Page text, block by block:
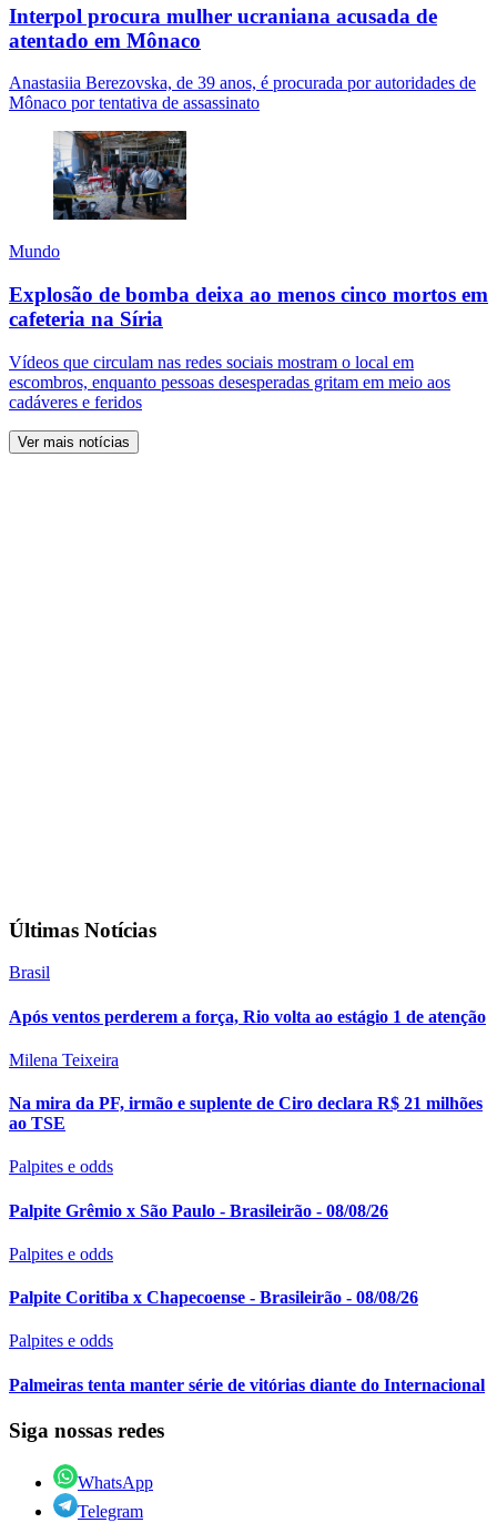
Interpol procura mulher ucraniana acusada de
atentado em Mônaco
Anastasiia Berezovska, de 39 anos, é procurada por autoridades de
Mônaco por tentativa de assassinato
Mundo
Explosão de bomba deixa ao menos cinco mortos em
cafeteria na Síria
Vídeos que circulam nas redes sociais mostram o local em
escombros, enquanto pessoas desesperadas gritam em meio aos
cadáveres e feridos
Ver mais notícias
Últimas Notícias
Brasil
Após ventos perderem a força, Rio volta ao estágio 1 de atenção
Milena Teixeira
Na mira da PF, irmão e suplente de Ciro declara R$ 21 milhões
ao TSE
Palpites e odds
Palpite Grêmio x São Paulo - Brasileirão - 08/08/26
Palpites e odds
Palpite Coritiba x Chapecoense - Brasileirão - 08/08/26
Palpites e odds
Palmeiras tenta manter série de vitórias diante do Internacional
Siga nossas redes
WhatsApp
Telegram